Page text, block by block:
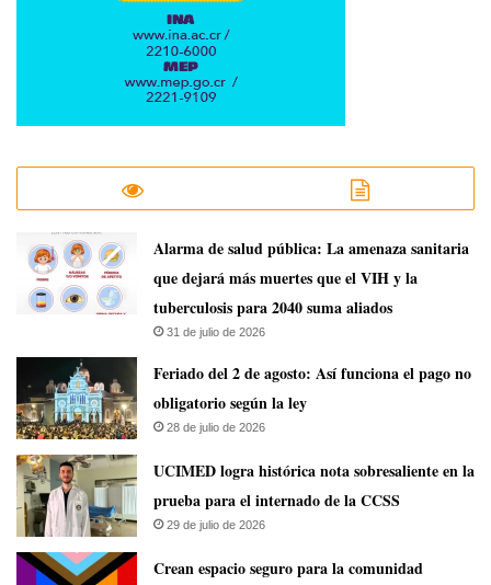
​Alarma de salud pública: La amenaza sanitaria
que dejará más muertes que el VIH y la
tuberculosis para 2040 suma aliados
31 de julio de 2026
Feriado del 2 de agosto: Así funciona el pago no
obligatorio según la ley
28 de julio de 2026
UCIMED logra histórica nota sobresaliente en la
prueba para el internado de la CCSS
29 de julio de 2026
Crean espacio seguro para la comunidad